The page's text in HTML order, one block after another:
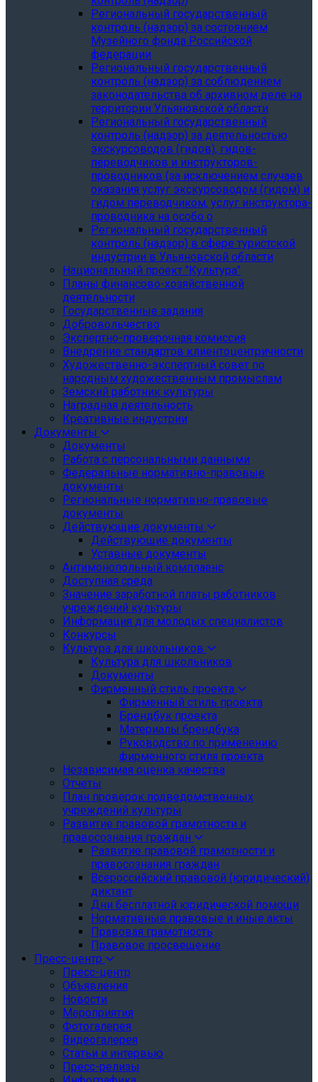
Региональный государственный
контроль (надзор) за состоянием
Музейного фонда Российской
федерации
Региональный государственный
контроль (надзор) за соблюдением
законодательства об архивном деле на
территории Ульяновской области
Региональный государственный
контроль (надзор) за деятельностью
экскурсоводов (гидов), гидов-
переводчиков и инструкторов-
проводников (за исключением случаев
оказания услуг экскурсоводом (гидом) и
гидом переводчиком, услуг инструктора-
проводника на особо о
Региональный государственный
контроль (надзор) в сфере туристской
индустрии в Ульяновской области
Национальный проект "Культура"
Планы финансово-хозяйственной
деятельности
Государственные задания
Добровольчество
Экспертно-проверочная комиссия
Внедрение стандартов клиентоцентричности
Художественно-экспертный совет по
народным художественным промыслам
Земский работник культуры
Наградная деятельность
Креативные индустрии
Документы
Документы
Работа с персональными данными
Федеральные нормативно-правовые
документы
Региональные нормативно-правовые
документы
Действующие документы
Действующие документы
Уставные документы
Антимонопольный комплаенс
Доступная среда
Значение заработной платы работников
учреждений культуры
Информация для молодых специалистов
Конкурсы
Культура для школьников
Культура для школьников
Документы
Фирменный стиль проекта
Фирменный стиль проекта
Брендбук проекта
Материалы брендбука
Руководство по применению
фирменного стиля проекта
Независимая оценка качества
Отчеты
План проверок подведомственных
учреждений культуры
Развитие правовой грамотности и
правосознания граждан
Развитие правовой грамотности и
правосознания граждан
Всероссийский правовой (юридический)
диктант
Дни бесплатной юридической помощи
Нормативные правовые и иные акты
Правовая грамотность
Правовое просвещение
Пресс-центр
Пресс-центр
Объявления
Новости
Мероприятия
Фотогалерея
Видеогалерея
Статьи и интервью
Пресс-релизы